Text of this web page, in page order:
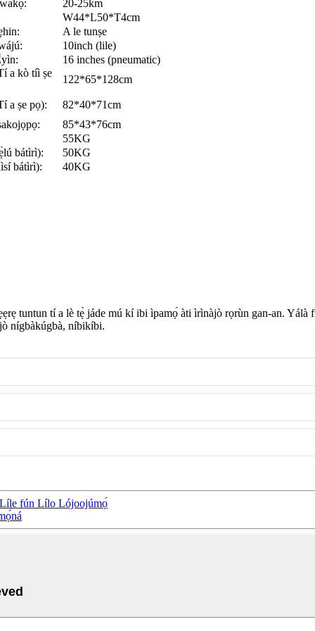
20-25km
W44*L50*T4cm
A le tunṣe
10inch (lile)
16 inches (pneumatic)
a kò tíì ṣe
122*65*128cm
a ṣe pọ):
82*40*71cm
85*43*76cm
55KG
bátìrì):
50KG
bátìrì):
40KG
tuntun tí a lè tẹ̀ jáde mú kí ibi ìpamọ́ àti ìrìnàjò rọrùn gan-an.
nígbàkúgbà, níbikíbi.
fún Lílo Lójoojúmọ́